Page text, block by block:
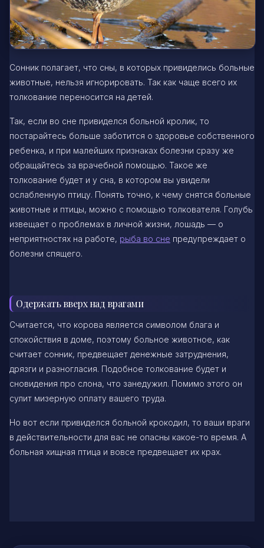
Сонник полагает, что сны, в которых привиделись больные
животные, нельзя игнорировать. Так как чаще всего их
толкование переносится на детей.
Так, если во сне привиделся больной кролик, то
постарайтесь больше заботится о здоровье собственного
ребенка, и при малейших признаках болезни сразу же
обращайтесь за врачебной помощью. Такое же
толкование будет и у сна, в котором вы увидели
ослабленную птицу. Понять точно, к чему снятся больные
животные и птицы, можно с помощью толкователя. Голубь
извещает о проблемах в личной жизни, лошадь — о
неприятностях на работе, рыба во сне предупреждает о
болезни спящего.
Одержать вверх над врагами
Считается, что корова является символом блага и
спокойствия в доме, поэтому больное животное, как
считает сонник, предвещает денежные затруднения,
дрязги и разногласия. Подобное толкование будет и
сновидения про слона, что занедужил. Помимо этого он
сулит мизерную оплату вашего труда.
Но вот если привиделся больной крокодил, то ваши враги
в действительности для вас не опасны какое-то время. А
больная хищная птица и вовсе предвещает их крах.